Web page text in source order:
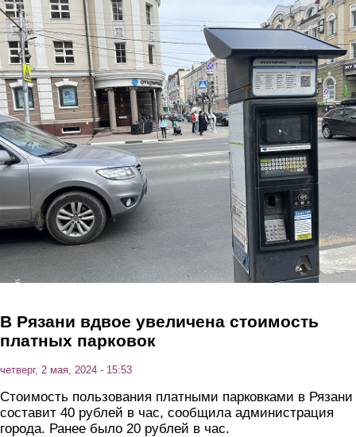
Перейти к основному содержанию
В Рязани вдвое увеличена стоимость
платных парковок
четверг, 2 мая, 2024 - 15:53
Стоимость пользования платными парковками в Рязани
составит 40 рублей в час, сообщила администрация
города. Ранее было 20 рублей в час.